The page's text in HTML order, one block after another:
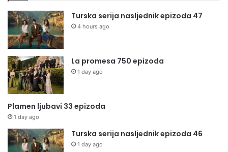
Turska serija nasljednik epizoda 47
4 hours ago
La promesa 750 epizoda
1 day ago
Plamen ljubavi 33 epizoda
1 day ago
Turska serija nasljednik epizoda 46
1 day ago